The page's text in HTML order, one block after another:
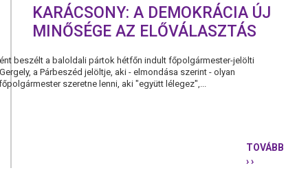
KARÁCSONY: A DEMOKRÁCIA ÚJ
MINŐSÉGE AZ ELŐVÁLASZTÁS
beszélt a baloldali pártok hétfőn indult főpolgármester-jelölti
a Párbeszéd jelöltje, aki - elmondása szerint - olyan
szeretne lenni, aki "együtt lélegez",...
TOVÁBB
› ›